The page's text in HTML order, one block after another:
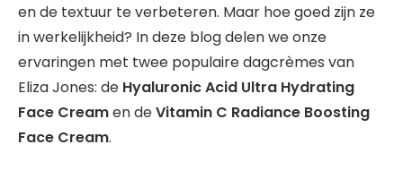
en de textuur te verbeteren. Maar hoe goed zijn ze
in werkelijkheid? In deze blog delen we onze
ervaringen met twee populaire dagcrèmes van
Eliza Jones: de Hyaluronic Acid Ultra Hydrating
Face Creamen deVitamin C Radiance Boosting
Face Cream.